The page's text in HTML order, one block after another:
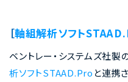
［軸組解析ソフト
ベントレー・システムズ社
析ソフトSTAAD.Pro と連携